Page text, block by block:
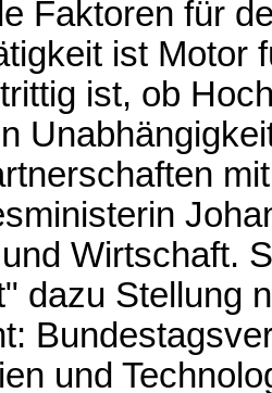
Faktoren für
ist Motor
ist, ob
Wirtschaft.
dazu Stellung
und